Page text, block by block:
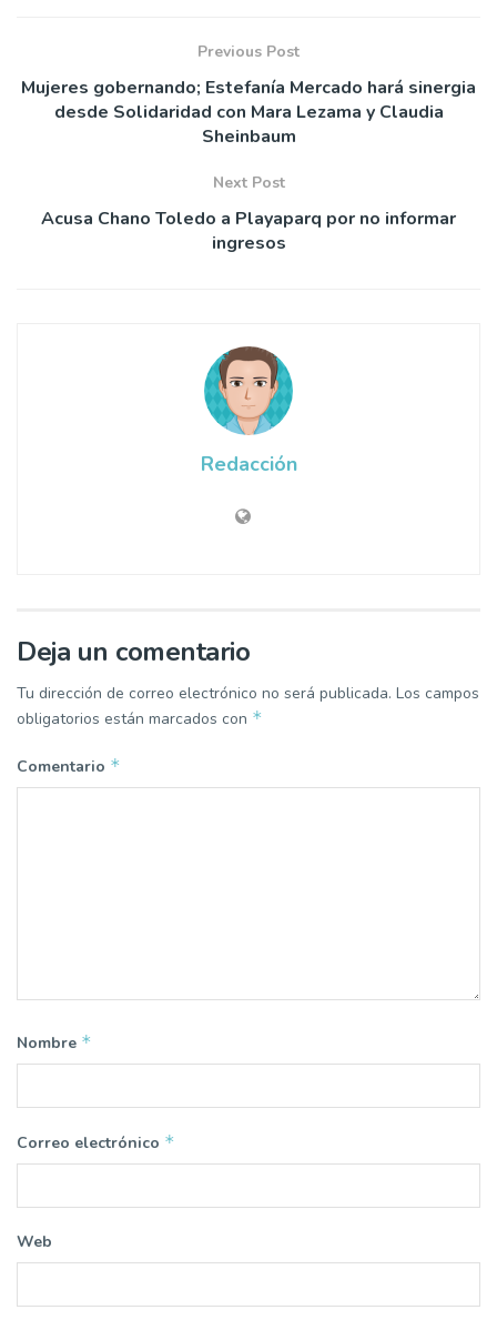
Previous Post
Mujeres gobernando; Estefanía Mercado hará sinergia
desde Solidaridad con Mara Lezama y Claudia
Sheinbaum
Next Post
Acusa Chano Toledo a Playaparq por no informar
ingresos
Redacción
Deja un comentario
Tu dirección de correo electrónico no será publicada. Los campos
obligatorios están marcados con *
Comentario *
Nombre *
Correo electrónico *
Web